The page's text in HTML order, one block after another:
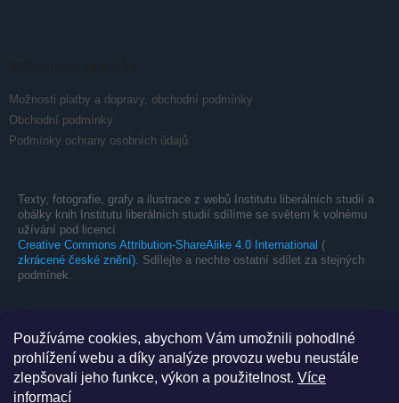
Používáme cookies, abychom Vám umožnili pohodlné
prohlížení webu a díky analýze provozu webu neustále
zlepšovali jeho funkce, výkon a použitelnost. Více
informací
Možnosti platby a dopravy, obchodní podmínky
Obchodní podmínky
Podmínky ochrany osobních údajů
Texty, fotografie, grafy a ilustrace z webů Institutu liberálních studií a
obálky knih Institutu liberálních studií sdílíme se světem k volnému
užívání pod licencí
Creative Commons Attribution-ShareAlike 4.0 International (
zkrácené české znění) . Sdílejte a nechte ostatní sdílet za stejných
podmínek.